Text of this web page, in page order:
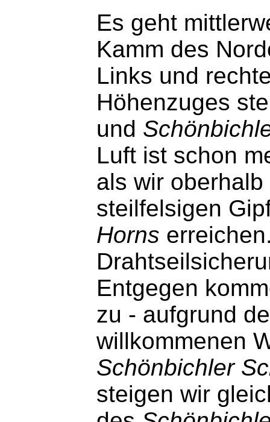
Es geht
Kamm des
Links und
Höhenzuges
und
Luft ist schon
als wir
steilfelsigen
Horns
Entgegen
zu - aufgrund
willkommenen
Schönbichler
steigen wir